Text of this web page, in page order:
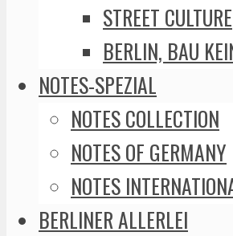
STREET CULTURE
BERLIN, BAU
NOTES-SPEZIAL
NOTES COLLECTION
NOTES OF GERMANY
NOTES
BERLINER ALLERLEI